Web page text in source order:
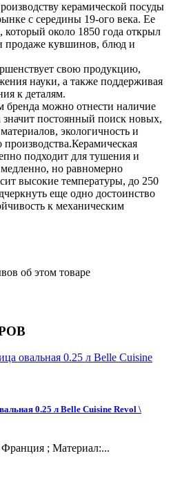
керамической посуды
с середины 19-ого века. Ее
около 1850 года открыл
продаже кувшинов, блюд и
свою продукцию,
науки, а также поддерживая
к деталям.
можно отнести наличие
значит постоянный поиск новых,
экологичность и
подходит для тушения и
но равномерно
высокие температуры, до 250
еще одно достоинство
к механическим
об этом товаре
0.25 л Belle Сuisine Revol \
Франция ; Материал:...